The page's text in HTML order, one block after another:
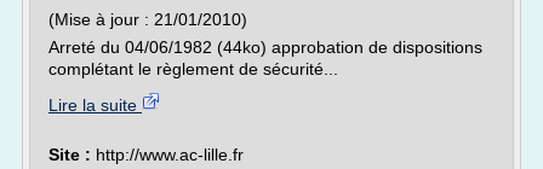
(Mise à jour : 21/01/2010)
Arreté du 04/06/1982 (44ko) approbation de dispositions
complétant le règlement de sécurité...
Lire la suite
Site : http://www.ac-lille.fr